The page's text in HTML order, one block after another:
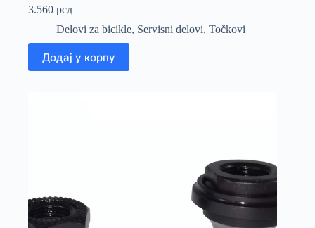
3.560 рсд
Delovi za bicikle, Servisni delovi, Točkovi
Додај у корпу